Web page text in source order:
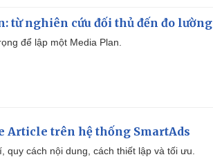
từ nghiên cứu đối thủ đến đo lường
để lập một Media Plan.
Article trên hệ thống SmartAds
quy cách nội dung, cách thiết lập và tối ưu.